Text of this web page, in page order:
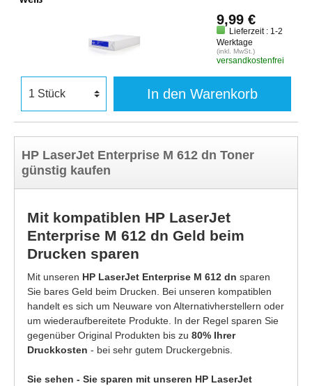
9,99 €
Lieferzeit : 1-2
Werktage
(inkl. MwSt.)
versandkostenfrei
In den Warenkorb
HP LaserJet Enterprise M 612 dn Toner
günstig kaufen
Mit kompatiblen HP LaserJet
Enterprise M 612 dn Geld beim
Drucken sparen
Mit unseren HP LaserJet Enterprise M 612 dn sparen
Sie bares Geld beim Drucken. Bei unseren kompatiblen
handelt es sich um Neuware von Alternativherstellern oder
um wiederaufbereitete Produkte. In der Regel sparen Sie
gegenüber Original Produkten bis zu 80% Ihrer
Druckkosten - bei sehr gutem Druckergebnis.
Sie sehen - Sie sparen mit unseren HP LaserJet